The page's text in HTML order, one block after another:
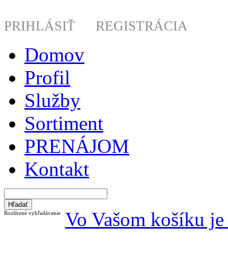
PRIHLÁSIŤ REGISTRÁCIA
Domov
Profil
Služby
Sortiment
PRENÁJOM
Kontakt
Rozšírené vyhľadávanie Vo Vašom košíku